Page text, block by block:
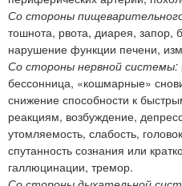
Со стороны
тошнота, рвота, диарея, запор,
нарушение функции печени,
Со стороны нервной системы:
бессонница, «кошмарные»
снижение способности к
реакциям, возбуждение,
утомляемость, слабость,
спутанность сознания или
галлюцинации, тремор.